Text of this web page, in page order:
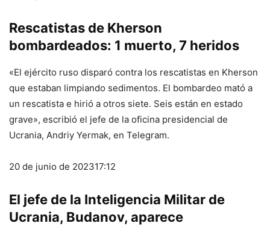
Rescatistas de Kherson
bombardeados: 1 muerto, 7 heridos
«El ejército ruso disparó contra los rescatistas en Kherson
que estaban limpiando sedimentos. El bombardeo mató a
un rescatista e hirió a otros siete. Seis están en estado
grave», escribió el jefe de la oficina presidencial de
Ucrania, Andriy Yermak, en Telegram.
20 de junio de 202317:12
El jefe de la Inteligencia Militar de
Ucrania, Budanov, aparece